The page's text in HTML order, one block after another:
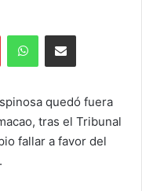
PinterestWhatsAppShare via Email
quedó fuera
tras el Tribunal
fallar a favor del